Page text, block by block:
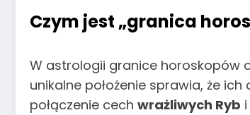
Czym jest „granica
W astrologii granice horoskopów
unikalne położenie sprawia, że
połączenie cech wrażliwych Ryb i